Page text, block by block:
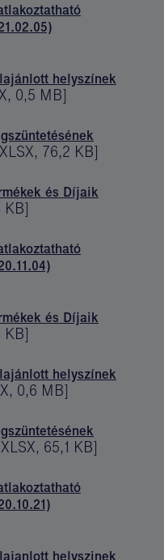
helyszínek
, 0,5 MB]
XLSX, 76,2 KB]
és Díjaik
KB]
és Díjaik
KB]
helyszínek
, 0,6 MB]
XLSX, 65,1 KB]
helyszinek